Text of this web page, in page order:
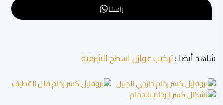
راسلنا
شاهد أيضا :تركيب عوازل اسطح الشرقية